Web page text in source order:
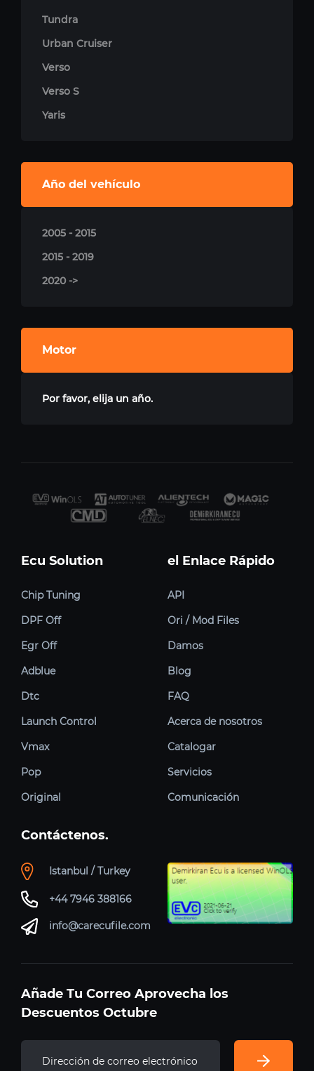
Tundra
Urban Cruiser
Verso
Verso S
Yaris
Año del vehículo
2005 - 2015
2015 - 2019
2020 ->
Motor
Por favor, elija un año.
Ecu Solution
Chip Tuning
DPF Off
Egr Off
Adblue
Dtc
Launch Control
Vmax
Pop
Original
el Enlace Rápido
API
Ori / Mod Files
Damos
Blog
FAQ
Acerca de nosotros
Catalogar
Servicios
Comunicación
Contáctenos.
Istanbul / Turkey
+44 7946 388166
info@carecufile.com
Añade Tu Correo Aprovecha los
Descuentos Octubre